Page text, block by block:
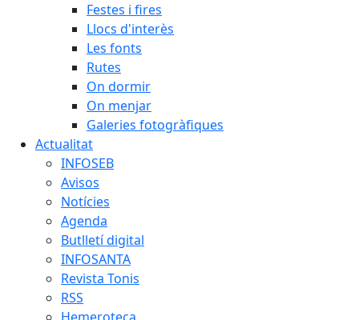
Festes i fires
Llocs d'interès
Les fonts
Rutes
On dormir
On menjar
Galeries fotogràfiques
Actualitat
INFOSEB
Avisos
Notícies
Agenda
Butlletí digital
INFOSANTA
Revista Tonis
RSS